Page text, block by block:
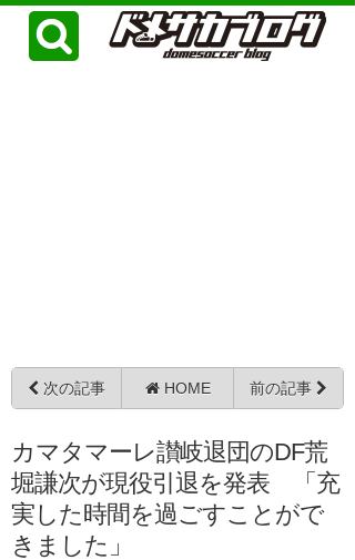
次の記事 HOME 前の記事
カマタマーレ讃岐退団のDF荒
堀謙次が現役引退を発表 「充
実した時間を過ごすことがで
きました」